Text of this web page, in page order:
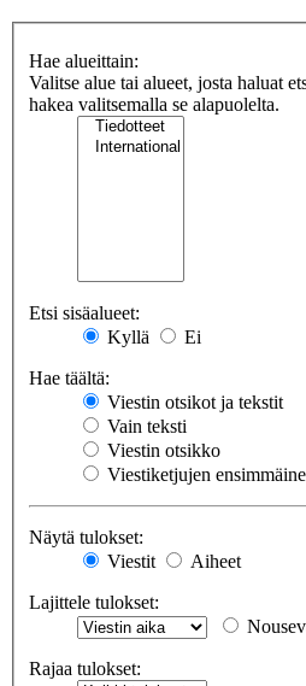
Hae alueittain:
Valitse alue tai alueet, josta haluat
hakea valitsemalla se alapuolelta.
Etsi sisäalueet:
Kyllä
Ei
Hae täältä:
Viestin otsikot ja tekstit
Vain teksti
Viestin otsikko
Viestiketjujen
Näytä tulokset:
Viestit
Aiheet
Lajittele tulokset:
Rajaa tulokset: